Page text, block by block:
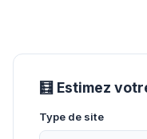
🧮 Estimez
Type de site